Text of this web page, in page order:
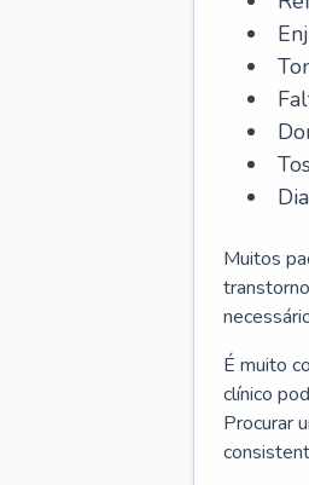
Muitos
É muito
clínico
Procurar